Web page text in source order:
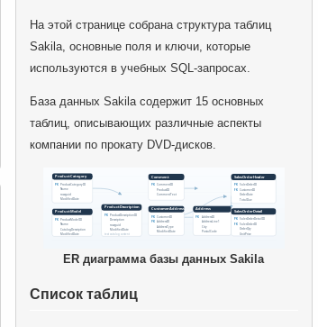
На этой странице собрана структура таблиц
Sakila, основные поля и ключи, которые
используются в учебных SQL-запросах.
База данных Sakila содержит 15 основных
таблиц, описывающих различные аспекты
компании по прокату DVD-дисков.
ER диаграмма базы данных Sakila
Список таблиц